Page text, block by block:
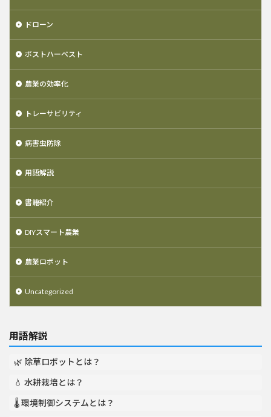
ドローン
ポストハーベスト
農業の効率化
トレーサビリティ
病害虫防除
用語解説
書籍紹介
DIYスマート農業
農業ロボット
Uncategorized
用語解説
🌿 除草ロボットとは？
💧 水耕栽培とは？
🌡️ 環境制御システムとは？